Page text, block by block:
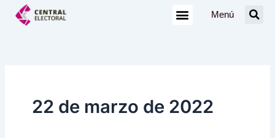
Menú
22 de marzo de 2022